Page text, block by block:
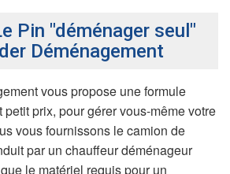
Pin "déménager seul"
Déménagement
vous propose une formule
prix, pour gérer vous-même votre
vous fournissons le camion de
par un chauffeur déménageur
le matériel requis pour un